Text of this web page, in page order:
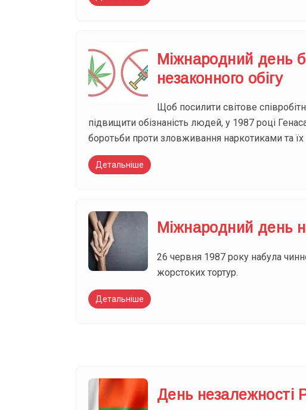
Міжнародний день
незаконного обігу
Щоб посилити світове
підвищити обізнаність людей, у 1987 році
боротьби проти зловживання наркотиками та їх
Детальніше
Міжнародний день
26 червня 1987 року набула
жорстоких тортур.
Детальніше
День незалежності